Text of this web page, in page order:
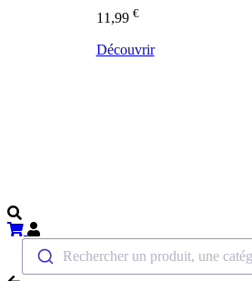
11,99 €
Découvrir
Rechercher un produit, une